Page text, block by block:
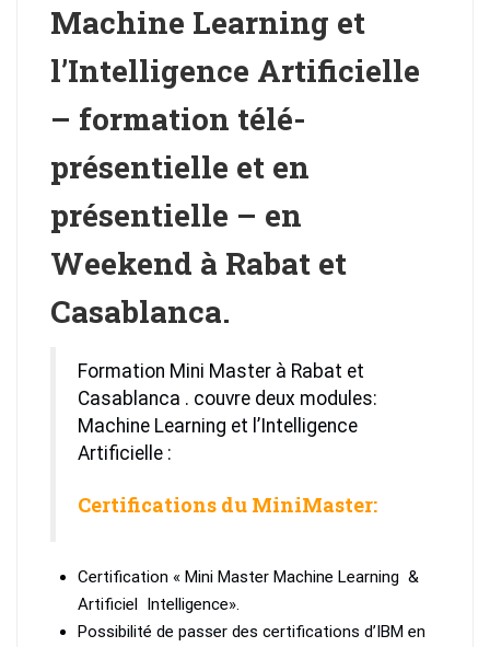
Casa
Mâarif
Machine Learning et
l’Intelligence Artificielle
– formation télé-
présentielle et en
présentielle – en
Weekend à Rabat et
Casablanca.
Formation Mini Master à Rabat et
Casablanca . couvre deux modules:
Machine Learning et l’Intelligence
Artificielle :
Certifications du MiniMaster:
Certification « Mini Master Machine Learning &
Artificiel Intelligence».
Possibilité de passer des certifications d’IBM en